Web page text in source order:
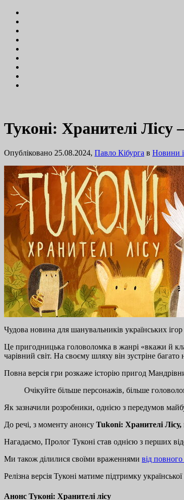
Туконі: Хранителі Лісу
Опубліковано 25.08.2024, Павло Кібурга в Новини
Чудова новина для шанувальників українських
Це пригодницька головоломка в жанрі «вкажи й
чарівний світ. На своєму шляху він зустріне
Повна версія гри розкаже історію пригод
Очікуйте більше персонажів, більше
Як зазначили розробники, однією з передумов
До речі, з моменту анонсу Tukoni: Хранителі Лісу,
Нагадаємо, Пролог Туконі став однією з перших
Ми також ділилися своїми враженнями від
Релізна версія Туконі матиме підтримку
Анонс Туконі: Хранителі лісу